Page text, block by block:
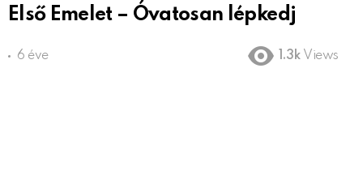
Első Emelet – Óvatosan lépkedj
6 éve 1.3k Views